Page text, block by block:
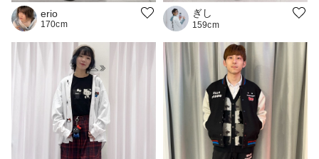
erio
170cm
ぎし
159cm